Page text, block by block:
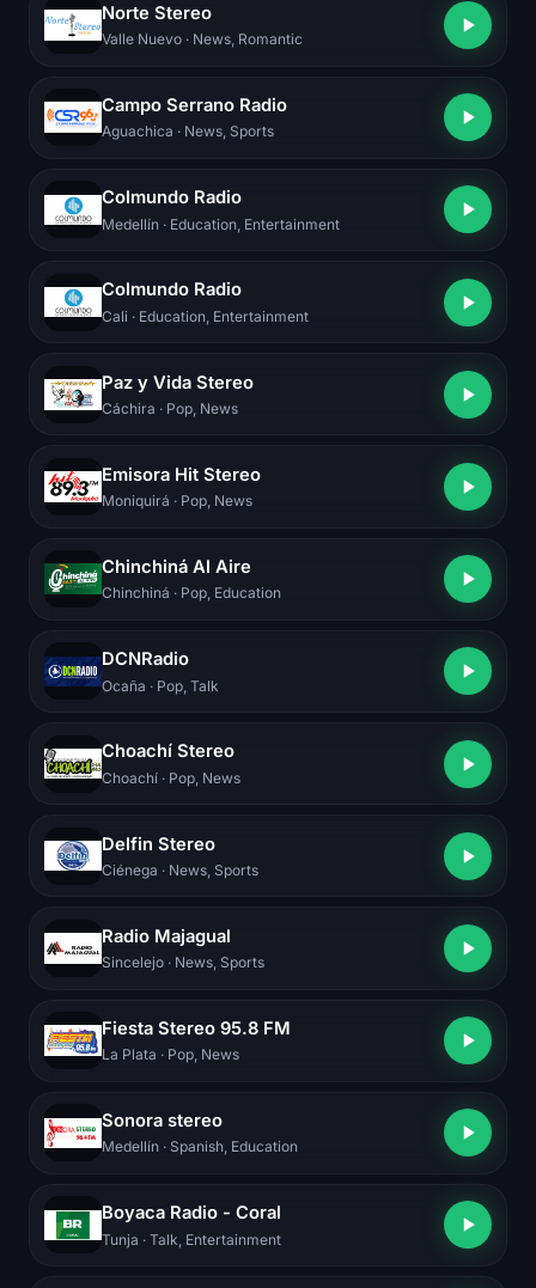
Norte Stereo
Valle Nuevo · News, Romantic
Campo Serrano Radio
Aguachica · News, Sports
Colmundo Radio
Medellín · Education, Entertainment
Colmundo Radio
Cali · Education, Entertainment
Paz y Vida Stereo
Cáchira · Pop, News
Emisora Hit Stereo
Moniquirá · Pop, News
Chinchiná Al Aire
Chinchiná · Pop, Education
DCNRadio
Ocaña · Pop, Talk
Choachí Stereo
Choachí · Pop, News
Delfin Stereo
Ciénega · News, Sports
Radio Majagual
Sincelejo · News, Sports
Fiesta Stereo 95.8 FM
La Plata · Pop, News
Sonora stereo
Medellín · Spanish, Education
Boyaca Radio - Coral
Tunja · Talk, Entertainment